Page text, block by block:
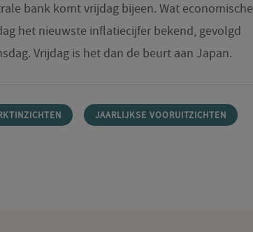
bank komt vrijdag bijeen. Wat economische
het nieuwste inflatiecijfer bekend, gevolgd
Vrijdag is het dan de beurt aan Japan.
JAARLIJKSE VOORUITZICHTEN